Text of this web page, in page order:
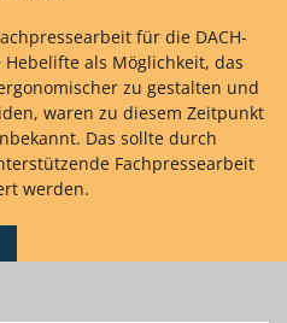
für die DACH-
als Möglichkeit, das
zu gestalten und
waren zu diesem Zeitpunkt
Das sollte durch
Fachpressearbeit
werden.